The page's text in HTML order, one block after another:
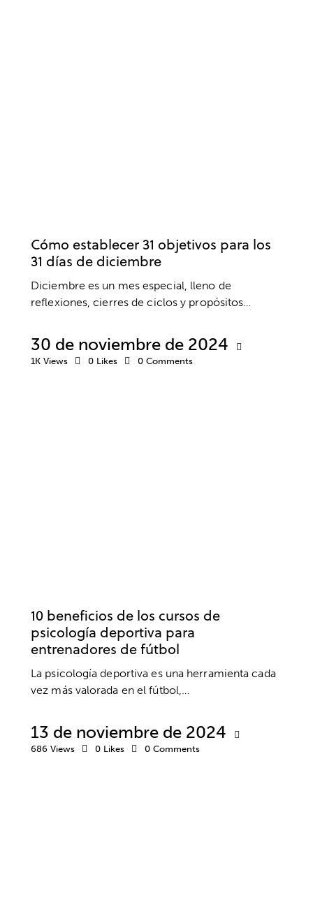
Cómo establecer 31 objetivos para los
31 días de diciembre
Diciembre es un mes especial, lleno de
reflexiones, cierres de ciclos y propósitos…
30 de noviembre de 2024
1K Views 0 Likes 0 Comments
10 beneficios de los cursos de
psicología deportiva para
entrenadores de fútbol
La psicología deportiva es una herramienta cada
vez más valorada en el fútbol,…
13 de noviembre de 2024
686 Views 0 Likes 0 Comments